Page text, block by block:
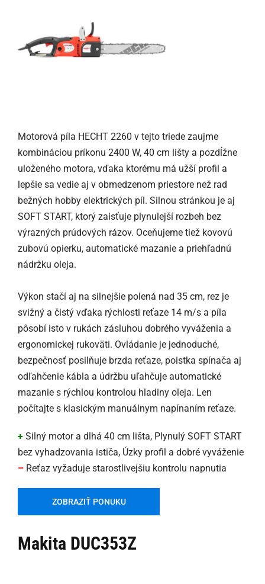
Motorová píla HECHT 2260 v tejto triede zaujme
kombináciou príkonu 2400 W, 40 cm lišty a pozdĺžne
uloženého motora, vďaka ktorému má užší profil a
lepšie sa vedie aj v obmedzenom priestore než rad
bežných hobby elektrických píl. Silnou stránkou je aj
SOFT START, ktorý zaisťuje plynulejší rozbeh bez
výrazných prúdových rázov. Oceňujeme tiež kovovú
zubovú opierku, automatické mazanie a priehľadnú
nádržku oleja.
Výkon stačí aj na silnejšie polená nad 35 cm, rez je
svižný a čistý vďaka rýchlosti reťaze 14 m/s a píla
pôsobí isto v rukách zásluhou dobrého vyváženia a
ergonomickej rukoväti. Ovládanie je jednoduché,
bezpečnosť posilňuje brzda reťaze, poistka spínača aj
odľahčenie kábla a údržbu uľahčuje automatické
mazanie s rýchlou kontrolou hladiny oleja. Len
počítajte s klasickým manuálnym napínaním reťaze.
+ Silný motor a dlhá 40 cm lišta, Plynulý SOFT START
bez vyhadzovania ističa, Úzky profil a dobré vyváženie
– Reťaz vyžaduje starostlivejšiu kontrolu napnutia
ZOBRAZIŤ PONUKU
Makita DUC353Z